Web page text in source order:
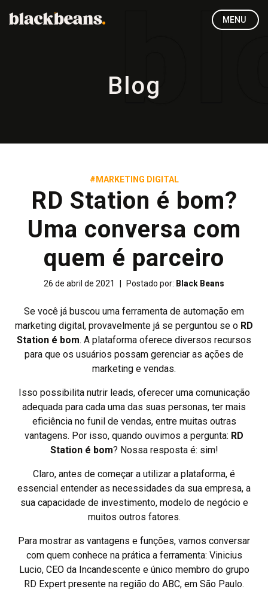
MENU
Blog
#MARKETING DIGITAL
RD Station é bom?
Uma conversa com
quem é parceiro
26 de abril de 2021 Postado por: Black Beans
Se você já buscou uma ferramenta de automação em
marketing digital, provavelmente já se perguntou se o RD
Station é bom. A plataforma oferece diversos recursos
para que os usuários possam gerenciar as ações de
marketing e vendas.
Isso possibilita nutrir leads, oferecer uma comunicação
adequada para cada uma das suas personas, ter mais
eficiência no funil de vendas, entre muitas outras
vantagens. Por isso, quando ouvimos a pergunta: RD
Station é bom? Nossa resposta é: sim!
Claro, antes de começar a utilizar a plataforma, é
essencial entender as necessidades da sua empresa, a
sua capacidade de investimento, modelo de negócio e
muitos outros fatores.
Para mostrar as vantagens e funções, vamos conversar
com quem conhece na prática a ferramenta: Vinicius
Lucio, CEO da Incandescente e único membro do grupo
RD Expert presente na região do ABC, em São Paulo.